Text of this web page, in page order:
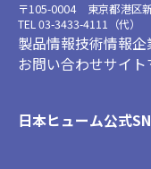
〒105-0004 東京都港区
TEL 03-3433-4111（代）
製品情報技術情報企
お問い合わせサイト
日本ヒューム公式